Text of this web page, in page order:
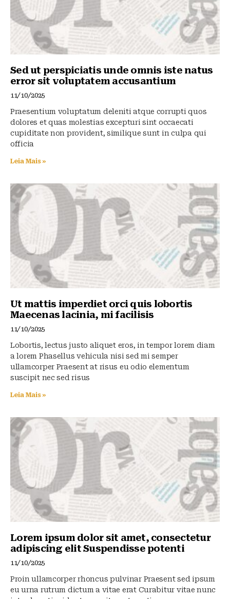
Sed ut perspiciatis unde omnis iste natus
error sit voluptatem accusantium
11/10/2025
Praesentium voluptatum deleniti atque corrupti quos
dolores et quas molestias excepturi sint occaecati
cupiditate non provident, similique sunt in culpa qui
officia
Leia Mais »
Ut mattis imperdiet orci quis lobortis
Maecenas lacinia, mi facilisis
11/10/2025
Lobortis, lectus justo aliquet eros, in tempor lorem diam
a lorem Phasellus vehicula nisi sed mi semper
ullamcorper Praesent at risus eu odio elementum
suscipit nec sed risus
Leia Mais »
Lorem ipsum dolor sit amet, consectetur
adipiscing elit Suspendisse potenti
11/10/2025
Proin ullamcorper rhoncus pulvinar Praesent sed ipsum
eu urna rutrum dictum a vitae erat Curabitur vitae nunc